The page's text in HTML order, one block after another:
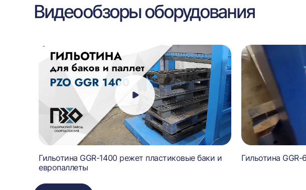
Видеообзоры оборудования
Гильотина GGR-1400 режет пластиковые баки и
европаллеты
Гильотина